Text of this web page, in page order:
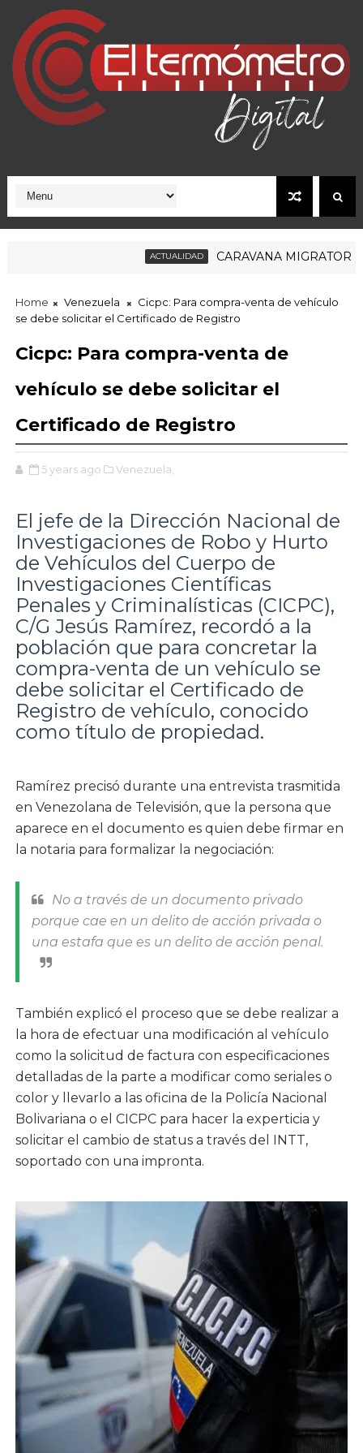
ACTUALIDAD CARAVANA MIGRATORIA
Home Venezuela
Cicpc: Para compra-venta de vehículo
se debe solicitar el Certificado de Registro
Cicpc: Para compra-venta de
vehículo se debe solicitar el
Certificado de Registro
5 years ago Venezuela,
El jefe de la Dirección Nacional de
Investigaciones de Robo y Hurto
de Vehículos del Cuerpo de
Investigaciones Científicas
Penales y Criminalísticas (CICPC),
C/G Jesús Ramírez, recordó a la
población que para concretar la
compra-venta de un vehículo se
debe solicitar el Certificado de
Registro de vehículo, conocido
como título de propiedad.
Ramírez precisó durante una entrevista trasmitida
en Venezolana de Televisión, que la persona que
aparece en el documento es quien debe firmar en
la notaria para formalizar la negociación:
No a través de un documento privado
porque cae en un delito de acción privada o
una estafa que es un delito de acción penal.
También explicó el proceso que se debe realizar a
la hora de efectuar una modificación al vehículo
como la solicitud de factura con especificaciones
detalladas de la parte a modificar como seriales o
color y llevarlo a las oficina de la Policía Nacional
Bolivariana o el CICPC para hacer la experticia y
solicitar el cambio de status a través del INTT,
soportado con una impronta.